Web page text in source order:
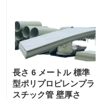
長さ 6 メートル 標準
型ポリプロピレンプラ
スチック管 壁厚さ